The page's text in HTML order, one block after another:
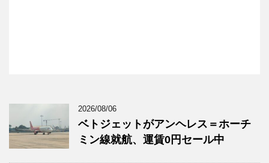
2026/08/06
ベトジェットがアンヘレス＝ホーチ
ミン線就航、運賃0円セール中